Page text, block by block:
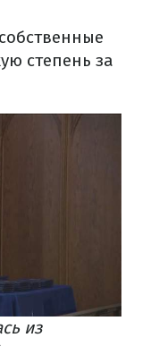
степень за
из